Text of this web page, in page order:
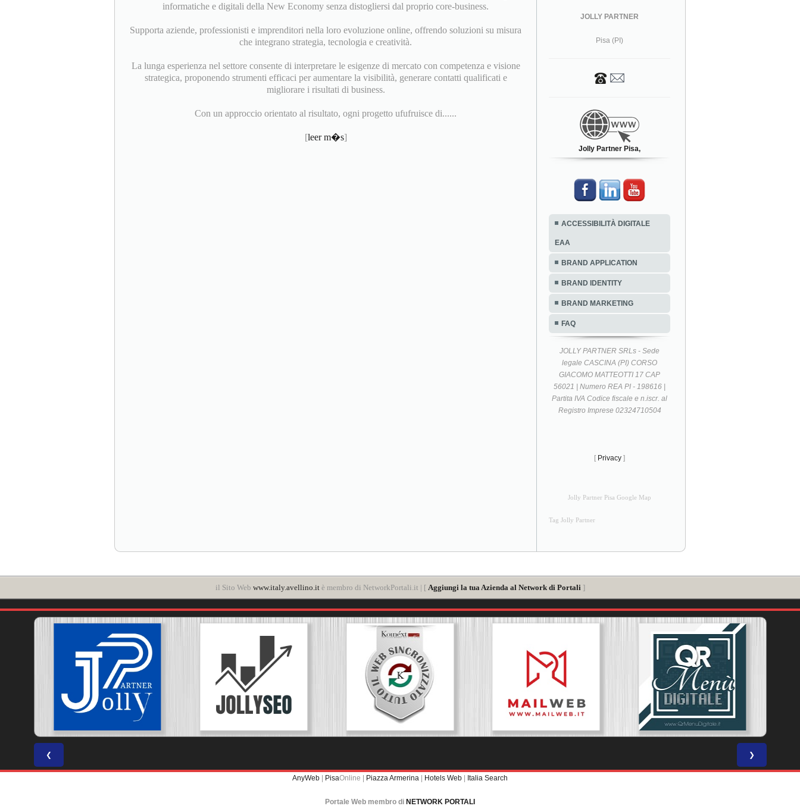
informatiche e digitali della New Economy senza distogliersi dal proprio core-business.
Supporta aziende, professionisti e imprenditori nella loro evoluzione online, offrendo soluzioni su misura
che integrano strategia, tecnologia e creatività.
La lunga esperienza nel settore consente di interpretare le esigenze di mercato con competenza e visione
strategica, proponendo strumenti efficaci per aumentare la visibilità, generare contatti qualificati e
migliorare i risultati di business.
Con un approccio orientato al risultato, ogni progetto ufufruisce di......
[leer m�s]
JOLLY PARTNER
Pisa (PI)
Jolly Partner Pisa,
ACCESSIBILITÀ DIGITALE
EAA
BRAND APPLICATION
BRAND IDENTITY
BRAND MARKETING
FAQ
JOLLY PARTNER SRLs - Sede
legale CASCINA (PI) CORSO
GIACOMO MATTEOTTI 17 CAP
56021 | Numero REA PI - 198616 |
Partita IVA Codice fiscale e n.iscr. al
Registro Imprese 02324710504
[ Privacy ]
Jolly Partner Pisa Google Map
Tag Jolly Partner
il Sito Web www.italy.avellino.itè membro di NetworkPortali.it | [ Aggiungi la tua Azienda al Network di Portali ]
❮ ❯
AnyWeb | PisaOnline | Piazza Armerina | Hotels Web | Italia Search
Portale Web membro di NETWORK PORTALI